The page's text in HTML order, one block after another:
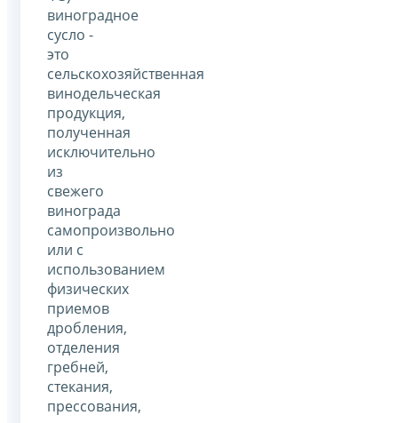
виноградное
сусло -
это
сельскохозяйственная
винодельческая
продукция,
полученная
исключительно
из
свежего
винограда
самопроизвольно
или с
использованием
физических
приемов
дробления,
отделения
гребней,
стекания,
прессования,